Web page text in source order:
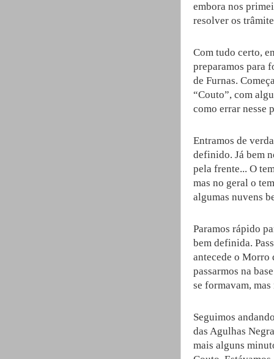
embora nos
resolver os
Com tudo certo,
preparamos para
de Furnas.
“Couto”, com
como errar nesse
Entramos de
definido. Já bem
pela frente... O
mas no geral o
algumas nuvens
Paramos rápido
bem definida.
antecede o Morro
passarmos na
se formavam,
Seguimos
das Agulhas
mais alguns